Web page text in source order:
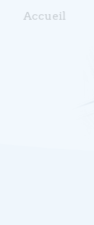
Accueil